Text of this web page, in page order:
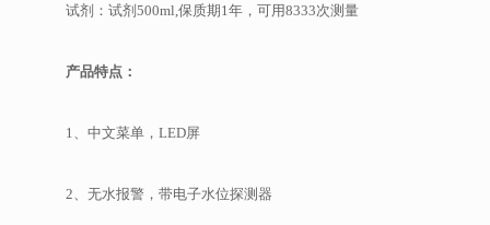
试剂：试剂500ml,保质期1年，可用8333次测量
产品特点：
1、中文菜单，LED屏
2、无水报警，带电子水位探测器